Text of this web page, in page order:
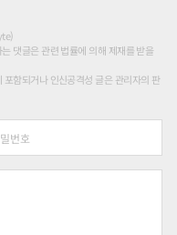
댓글은 관련 법률에 의해 제재를 받을
함되거나 인신공격성 글은 관리자의 판